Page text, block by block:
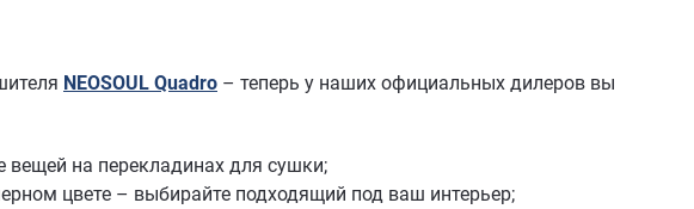
NEOSOUL Quadro – теперь у наших официальных дилеров вы
вещей на перекладинах для сушки;
цвете – выбирайте подходящий под ваш интерьер;